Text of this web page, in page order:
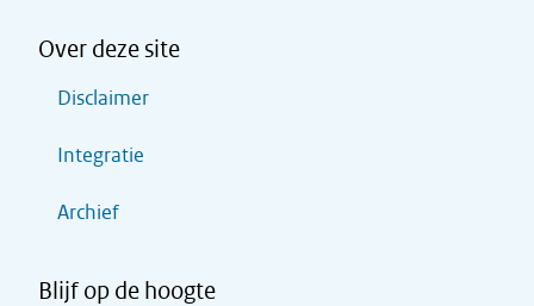
Over deze site
Disclaimer
Integratie
Archief
Blijf op de hoogte